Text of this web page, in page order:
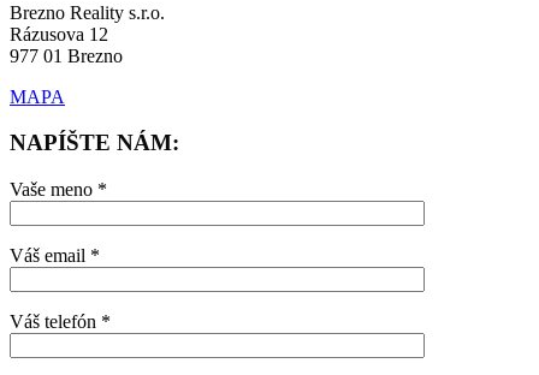
Brezno Reality s.r.o.
Rázusova 12
977 01 Brezno
MAPA
NAPÍŠTE NÁM:
Vaše meno *
Váš email *
Váš telefón *